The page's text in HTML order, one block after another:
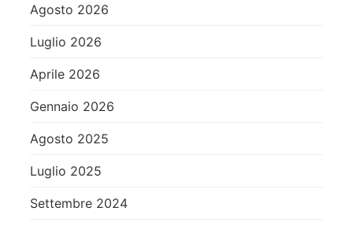
Agosto 2026
Luglio 2026
Aprile 2026
Gennaio 2026
Agosto 2025
Luglio 2025
Settembre 2024